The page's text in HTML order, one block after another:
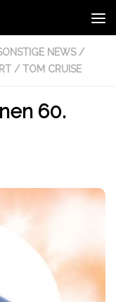
NEWS /
/ TOM CRUISE
60.